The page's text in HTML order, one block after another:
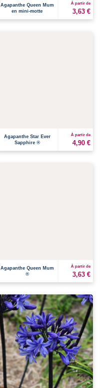
Agapanthe Queen Mum
en mini-motte
À partir de
3,63 €
Agapanthe Star Ever
Sapphire ®
À partir de
4,90 €
Agapanthe Queen Mum
®
À partir de
3,63 €